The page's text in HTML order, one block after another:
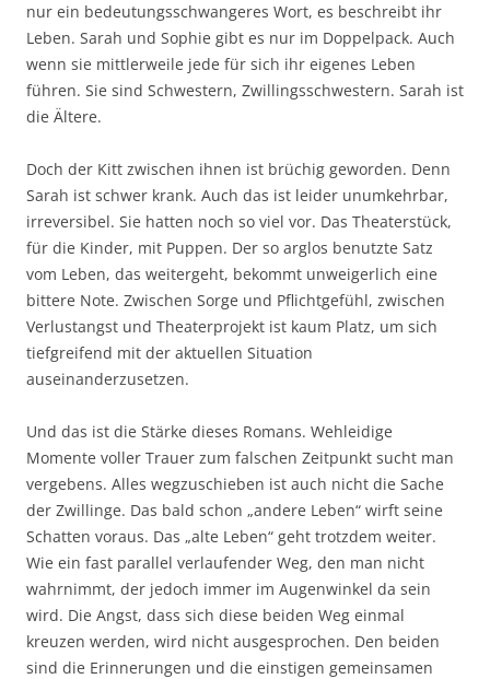
nur ein bedeutungsschwangeres Wort, es beschreibt ihr
Leben. Sarah und Sophie gibt es nur im Doppelpack. Auch
wenn sie mittlerweile jede für sich ihr eigenes Leben
führen. Sie sind Schwestern, Zwillingsschwestern. Sarah ist
die Ältere.
Doch der Kitt zwischen ihnen ist brüchig geworden. Denn
Sarah ist schwer krank. Auch das ist leider unumkehrbar,
irreversibel. Sie hatten noch so viel vor. Das Theaterstück,
für die Kinder, mit Puppen. Der so arglos benutzte Satz
vom Leben, das weitergeht, bekommt unweigerlich eine
bittere Note. Zwischen Sorge und Pflichtgefühl, zwischen
Verlustangst und Theaterprojekt ist kaum Platz, um sich
tiefgreifend mit der aktuellen Situation
auseinanderzusetzen.
Und das ist die Stärke dieses Romans. Wehleidige
Momente voller Trauer zum falschen Zeitpunkt sucht man
vergebens. Alles wegzuschieben ist auch nicht die Sache
der Zwillinge. Das bald schon „andere Leben“ wirft seine
Schatten voraus. Das „alte Leben“ geht trotzdem weiter.
Wie ein fast parallel verlaufender Weg, den man nicht
wahrnimmt, der jedoch immer im Augenwinkel da sein
wird. Die Angst, dass sich diese beiden Weg einmal
kreuzen werden, wird nicht ausgesprochen. Den beiden
sind die Erinnerungen und die einstigen gemeinsamen